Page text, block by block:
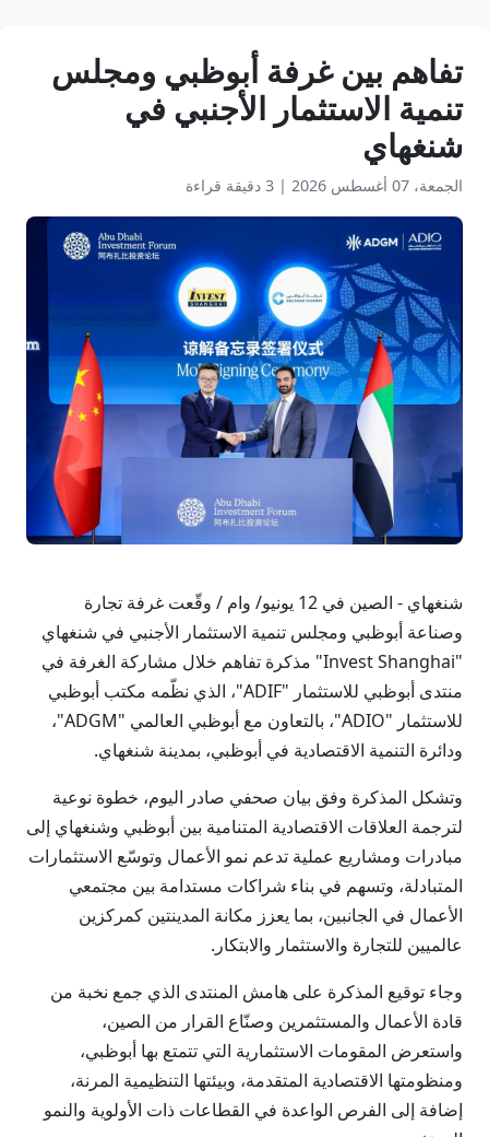
تفاهم بين غرفة أبوظبي ومجلس
تنمية الاستثمار الأجنبي في
شنغهاي
الجمعة، 07 أغسطس 2026 | 3 دقيقة قراءة
شنغهاي - الصين في 12 يونيو/ وام / وقّعت غرفة تجارة
وصناعة أبوظبي ومجلس تنمية الاستثمار الأجنبي في شنغهاي
"Invest Shanghai" مذكرة تفاهم خلال مشاركة الغرفة في
منتدى أبوظبي للاستثمار "ADIF"، الذي نظّمه مكتب أبوظبي
للاستثمار "ADIO"، بالتعاون مع أبوظبي العالمي "ADGM"،
ودائرة التنمية الاقتصادية في أبوظبي، بمدينة شنغهاي.
وتشكل المذكرة وفق بيان صحفي صادر اليوم، خطوة نوعية
لترجمة العلاقات الاقتصادية المتنامية بين أبوظبي وشنغهاي إلى
مبادرات ومشاريع عملية تدعم نمو الأعمال وتوسّع الاستثمارات
المتبادلة، وتسهم في بناء شراكات مستدامة بين مجتمعي
الأعمال في الجانبين، بما يعزز مكانة المدينتين كمركزين
عالميين للتجارة والاستثمار والابتكار.
وجاء توقيع المذكرة على هامش المنتدى الذي جمع نخبة من
قادة الأعمال والمستثمرين وصنّاع القرار من الصين،
واستعرض المقومات الاستثمارية التي تتمتع بها أبوظبي،
ومنظومتها الاقتصادية المتقدمة، وبيئتها التنظيمية المرنة،
إضافة إلى الفرص الواعدة في القطاعات ذات الأولوية والنمو